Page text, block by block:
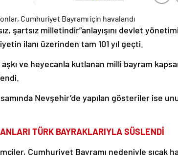
şartsız milletindir”anlayışını devlet
ilanı üzerinden tam 101 yıl geçti.
aşkı ve heyecanla kutlanan milli bayram
Nevşehir’de yapılan gösteriler ise
TÜRK BAYRAKLARIYLA SÜSLENDİ
Cumhuriyet Bayramı nedeniyle sıcak